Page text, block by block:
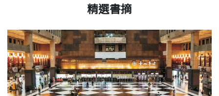
精選書摘